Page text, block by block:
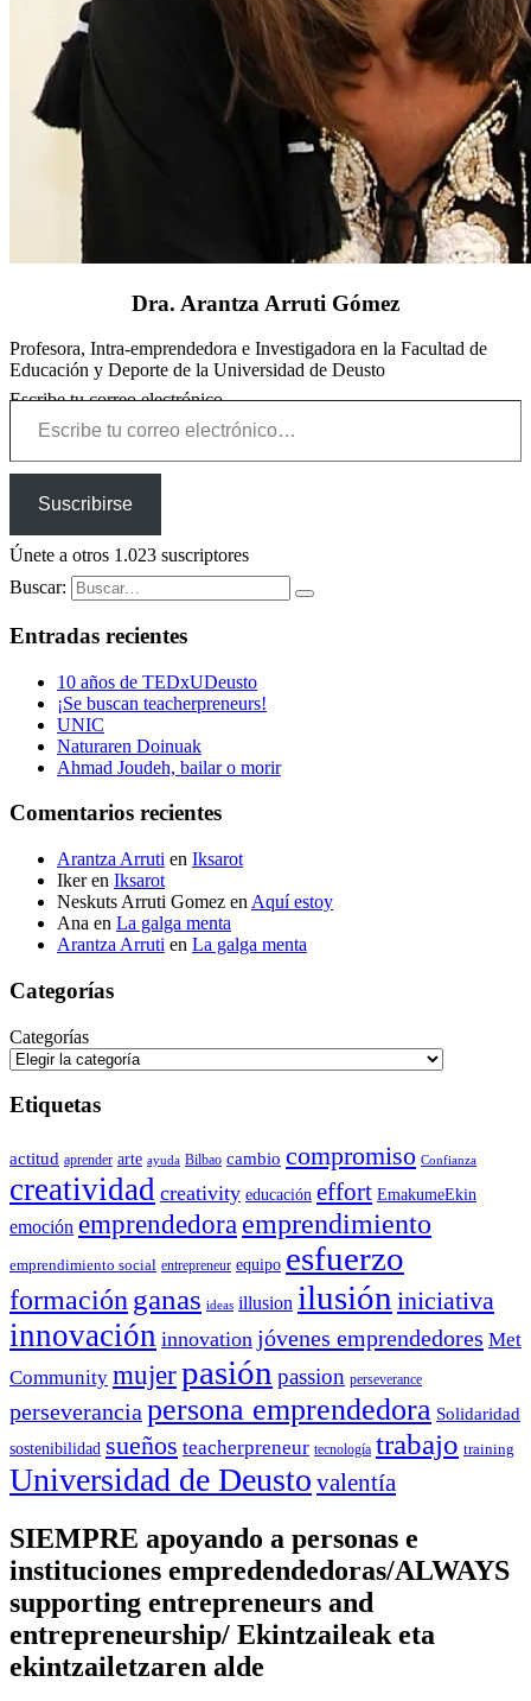
Dra. Arantza Arruti Gómez
Profesora, Intra-emprendedora e Investigadora en la Facultad de
Educación y Deporte de la Universidad de Deusto
Escribe tu correo electrónico…
Suscribirse
Únete a otros 1.023 suscriptores
Buscar:
Entradas recientes
10 años de TEDxUDeusto
¡Se buscan teacherpreneurs!
UNIC
Naturaren Doinuak
Ahmad Joudeh, bailar o morir
Comentarios recientes
Arantza Arruti en Iksarot
Ikeren Iksarot
Neskuts Arruti Gomez en Aquí estoy
Ana en La galga menta
Arantza Arruti en La galga menta
Categorías
Categorías
Etiquetas
actitud aprender arte ayuda Bilbao cambio compromiso Confianza
creatividad creativity educación effort EmakumeEkin
emoción emprendedora emprendimiento
emprendimiento social entrepreneur equipo esfuerzo
formación ganas ideas illusion ilusión iniciativa
innovación innovation jóvenes emprendedores Met
Community mujerpasión passion perseverance
perseverancia persona emprendedora Solidaridad
sostenibilidad sueños teacherpreneur tecnología trabajo training
Universidad de Deusto valentía
SIEMPRE apoyando a personas e
instituciones empredendedoras/ALWAYS
supporting entrepreneurs and
entrepreneurship/ Ekintzaileak eta
ekintzailetzaren alde